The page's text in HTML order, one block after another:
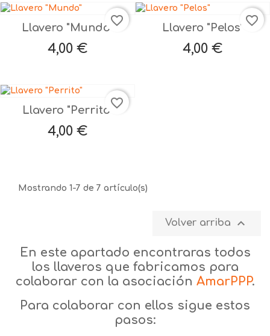
Llavero "Mundo"
Precio
4,00 €
favorite_border Llavero "Pelos"
Precio
4,00 €
favorite_border
Llavero "Perrito"
Precio
4,00 €
favorite_border
Mostrando 1-7 de 7 artículo(s)
Volver arriba 
En este apartado encontraras todos
los llaveros que fabricamos para
colaborar con la asociación AmarPPP.
Para colaborar con ellos sigue estos
pasos: